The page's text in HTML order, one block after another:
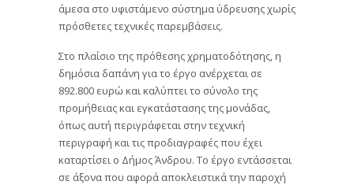
άμεσα στο υφιστάμενο σύστημα ύδρευσης χωρίς
πρόσθετες τεχνικές παρεμβάσεις.
Στο πλαίσιο της πρόθεσης χρηματοδότησης, η
δημόσια δαπάνη για το έργο ανέρχεται σε
892.800 ευρώ και καλύπτει το σύνολο της
προμήθειας και εγκατάστασης της μονάδας,
όπως αυτή περιγράφεται στην τεχνική
περιγραφή και τις προδιαγραφές που έχει
καταρτίσει ο Δήμος Άνδρου. Το έργο εντάσσεται
σε άξονα που αφορά αποκλειστικά την παροχή